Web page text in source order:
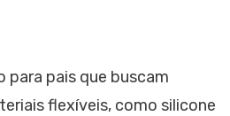
para pais que buscam
flexíveis, como silicone